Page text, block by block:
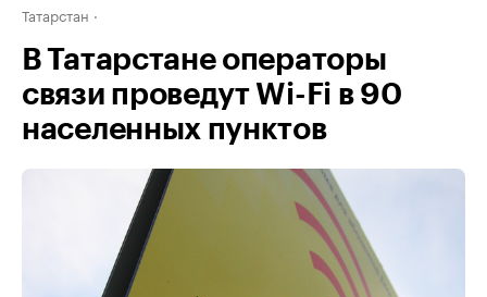
Татарстан
В Татарстане операторы
связи проведут Wi-Fi в 90
населенных пунктов